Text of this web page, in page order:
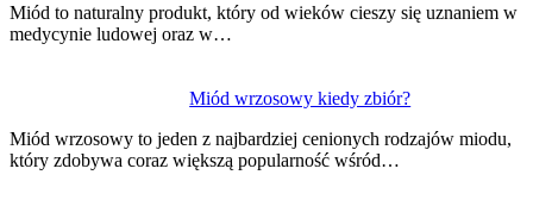
Miód to naturalny produkt, który od wieków cieszy się uznaniem w
medycynie ludowej oraz w…
Miód wrzosowy kiedy zbiór?
Miód wrzosowy to jeden z najbardziej cenionych rodzajów miodu,
który zdobywa coraz większą popularność wśród…